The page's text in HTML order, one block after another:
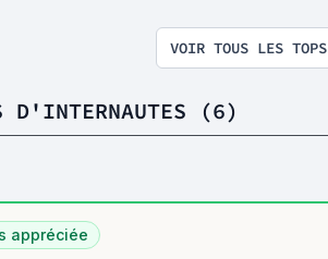
VOIR TOUS LES TOPS
(6)
appréciée